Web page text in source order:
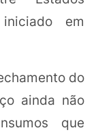
em
do
ainda não
que